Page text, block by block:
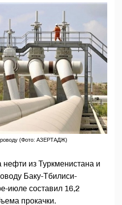
(Фото: АЗЕРТАДЖ)
из Туркменистана и
Баку-Тбилиси-
июле составил 16,2
прокачки.